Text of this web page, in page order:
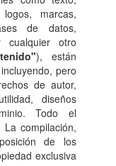
marcas,
de datos,
cualquier otro
), están
pero
de autor,
diseños
Todo el
La compilación,
de los
exclusiva